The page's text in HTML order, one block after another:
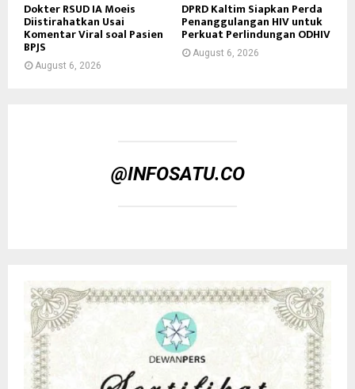
Dokter RSUD IA Moeis
Diistirahatkan Usai
Komentar Viral soal Pasien
BPJS
August 6, 2026
DPRD Kaltim Siapkan Perda
Penanggulangan HIV untuk
Perkuat Perlindungan ODHIV
August 6, 2026
@INFOSATU.CO